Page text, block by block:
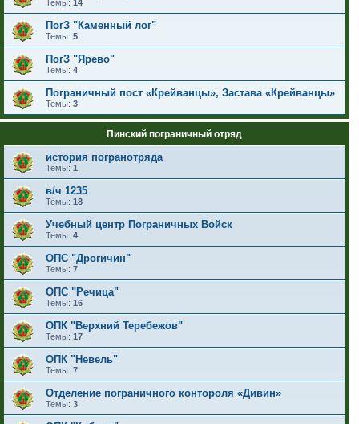
Темы: 14
ПогЗ "Каменный лог"
Темы: 5
ПогЗ "Ярево"
Темы: 4
Пограничный пост «Крейванцы», Застава «Крейванцы»
Темы: 3
Пинский пограничный отряд
история погранотряда
Темы: 1
в/ч 1235
Темы: 18
Учебный центр Пограничных Войск
Темы: 4
ОПС "Дрогичин"
Темы: 7
ОПС "Речица"
Темы: 16
ОПК "Верхний Теребежов"
Темы: 17
ОПК "Невель"
Темы: 7
Отделение пограничного контороля «Дивин»
Темы: 3